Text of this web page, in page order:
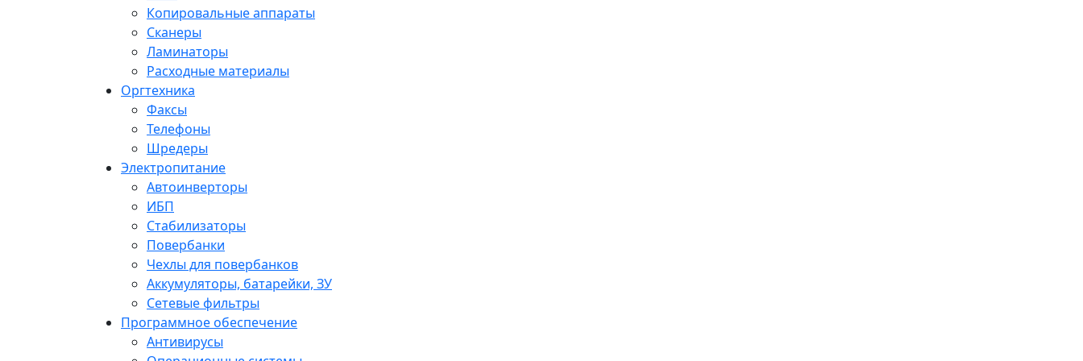
Копировальные аппараты
Сканеры
Ламинаторы
Расходные материалы
Оргтехника
Факсы
Телефоны
Шредеры
Электропитание
Автоинверторы
ИБП
Стабилизаторы
Повербанки
Чехлы для повербанков
Аккумуляторы, батарейки, ЗУ
Сетевые фильтры
Программное обеспечение
Антивирусы